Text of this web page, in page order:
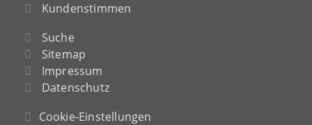
Kundenstimmen
Suche
Sitemap
Impressum
Datenschutz
Cookie-Einstellungen